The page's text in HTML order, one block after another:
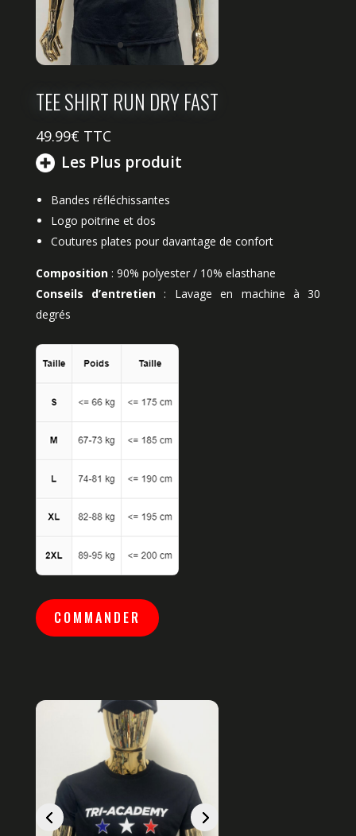
TEE SHIRT RUN DRY FAST
49.99€ TTC
Les Plus produit
Bandes réfléchissantes
Logo poitrine et dos
Coutures plates pour davantage de confort
Composition: 90% polyester / 10% elasthane
Conseils d’entretien : Lavage en machine à 30
degrés
COMMANDER